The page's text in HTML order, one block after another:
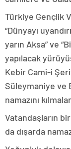
Türkiye Gençlik
“Dünyayı
yarın Aksa” ve
yapılacak
Kebir Cami-i
Süleymaniye ve
namazını
Vatandaşların
da dışarda